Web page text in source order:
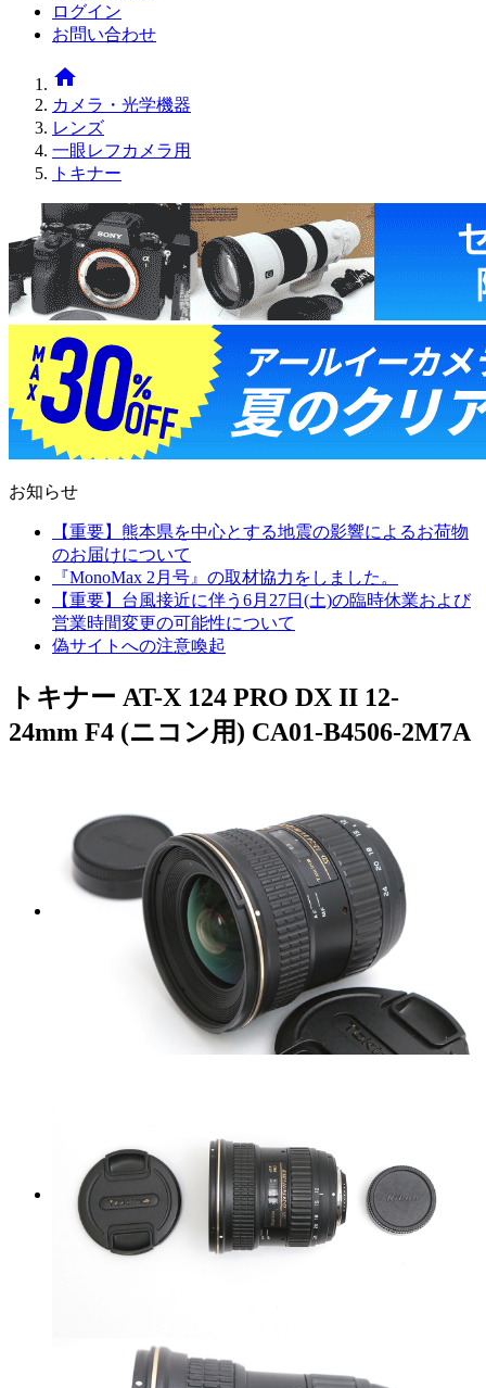
ログイン
お問い合わせ
home
カメラ・光学機器
レンズ
一眼レフカメラ用
トキナー
お知らせ
【重要】熊本県を中心とする地震の影響によるお荷物
のお届けについて
『MonoMax 2月号』の取材協力をしました。
【重要】台風接近に伴う6月27日(土)の臨時休業および
営業時間変更の可能性について
偽サイトへの注意喚起
トキナー AT-X 124 PRO DX II 12-
24mm F4 (ニコン用) CA01-B4506-2M7A